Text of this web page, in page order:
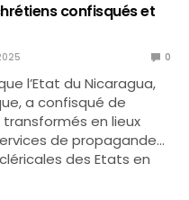
confisqués et
0
l’Etat du Nicaragua,
a confisqué de
en lieux
de propagande…
des Etats en